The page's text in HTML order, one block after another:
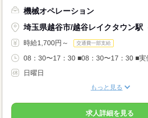
機械オペレーション
埼玉県越谷市/越谷レイクタウン駅
時給1,700円～ 交通費一部支給
08：30〜17：30 ■08：30〜17：30 ■実
日曜日
もっと見る
求人詳細を見る